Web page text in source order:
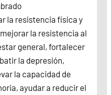
la resistencia física y
la resistencia al
general, fortalecer
la depresión,
la capacidad de
ayudar a reducir el